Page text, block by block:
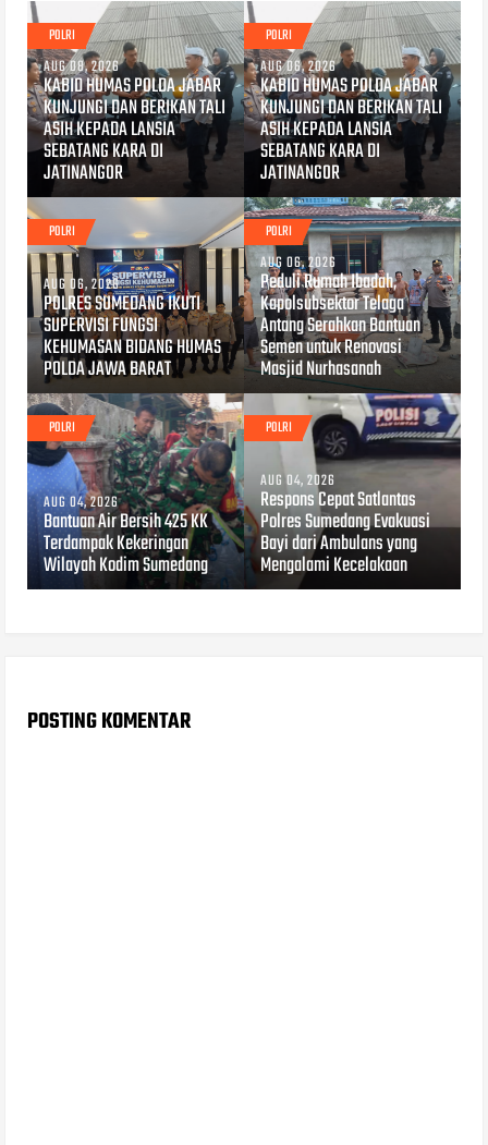
POLRI
AUG 08, 2026
KABID HUMAS POLDA JABAR
KUNJUNGI DAN BERIKAN TALI
ASIH KEPADA LANSIA
SEBATANG KARA DI
JATINANGOR
POLRI
AUG 06, 2026
KABID HUMAS POLDA JABAR
KUNJUNGI DAN BERIKAN TALI
ASIH KEPADA LANSIA
SEBATANG KARA DI
JATINANGOR
POLRI
AUG 06, 2026
POLRES SUMEDANG IKUTI
SUPERVISI FUNGSI
KEHUMASAN BIDANG HUMAS
POLDA JAWA BARAT
POLRI
AUG 06, 2026
Peduli Rumah Ibadah,
Kapolsubsektor Telaga
Antang Serahkan Bantuan
Semen untuk Renovasi
Masjid Nurhasanah
POLRI
AUG 04, 2026
Bantuan Air Bersih 425 KK
Terdampak Kekeringan
Wilayah Kodim Sumedang
POLRI
AUG 04, 2026
Respons Cepat Satlantas
Polres Sumedang Evakuasi
Bayi dari Ambulans yang
Mengalami Kecelakaan
POSTING KOMENTAR